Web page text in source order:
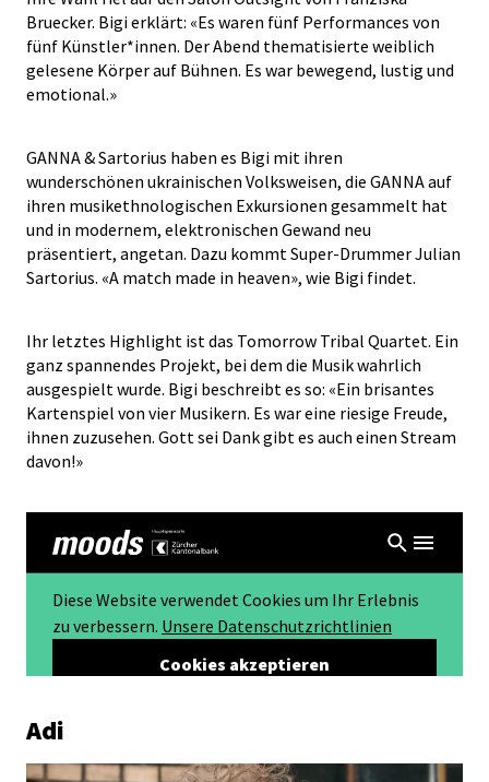
Bruecker. Bigi erklärt: «Es waren fünf Performances von
fünf Künstler*innen. Der Abend thematisierte weiblich
gelesene Körper auf Bühnen. Es war bewegend, lustig und
emotional.»
GANNA & Sartorius haben es Bigi mit ihren
wunderschönen ukrainischen Volksweisen, die GANNA auf
ihren musikethnologischen Exkursionen gesammelt hat
und in modernem, elektronischen Gewand neu
präsentiert, angetan. Dazu kommt Super-Drummer Julian
Sartorius. «A match made in heaven», wie Bigi findet.
Ihr letztes Highlight ist das Tomorrow Tribal Quartet. Ein
ganz spannendes Projekt, bei dem die Musik wahrlich
ausgespielt wurde. Bigi beschreibt es so: «Ein brisantes
Kartenspiel von vier Musikern. Es war eine riesige Freude,
ihnen zuzusehen. Gott sei Dank gibt es auch einen Stream
davon!»
Adi